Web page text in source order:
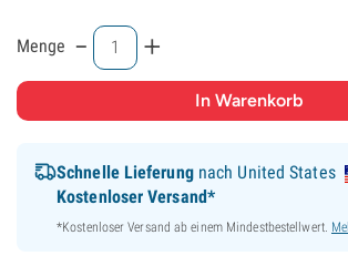
Menge - +
Schnelle Lieferungnach United States
Kostenloser Versand*
*Kostenloser Versand ab einem Mindestbestellwert.